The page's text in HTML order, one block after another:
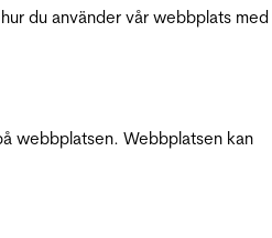
du använder vår webbplats med
webbplatsen. Webbplatsen kan